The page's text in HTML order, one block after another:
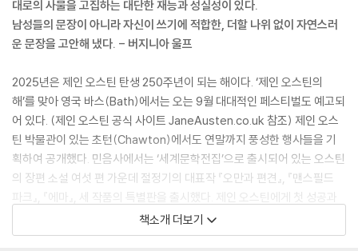
대로의 사물을 고집하는 대단한 재능과 성실성이 있다.
남성들의 문장이 아니라 자신이 쓰기에 적합한, 더할 나위 없이 자연스러
운 문장을 고안해 냈다. - 버지니아 울프
2025년은 제인 오스틴 탄생 250주년이 되는 해이다. ‘제인 오스틴의
해’를 맞아 영국 바스(Bath)에서는 오는 9월 대대적인 페스티벌도 예고되
어 있다. (제인 오스틴 공식 사이트 JaneAusten.co.uk 참조) 제인 오스
틴 박물관이 있는 초턴(Chawton)에서도 연말까지 풍성한 행사들을 기
획하여 공개했다. 민음사에서는 ‘세계문학전집’으로 출시되어 있는 오스틴
의 장편 소설 여섯 편 가운데 절정기의 대표작 『오만과 편견』, 『맨스필드
파크』, 『에마』, 세 작품의 특별판을 출시했다. 제인 오스틴에게 첫 성공과
명성을 안긴 『오만과 편견』을 시작으로 가장 열정적으로 집필에 몰두했던
시기에 천재적 역량을 모두 쏟아부은 『맨스필드 파크』와 『에마』를 이어서
책소개 더보기